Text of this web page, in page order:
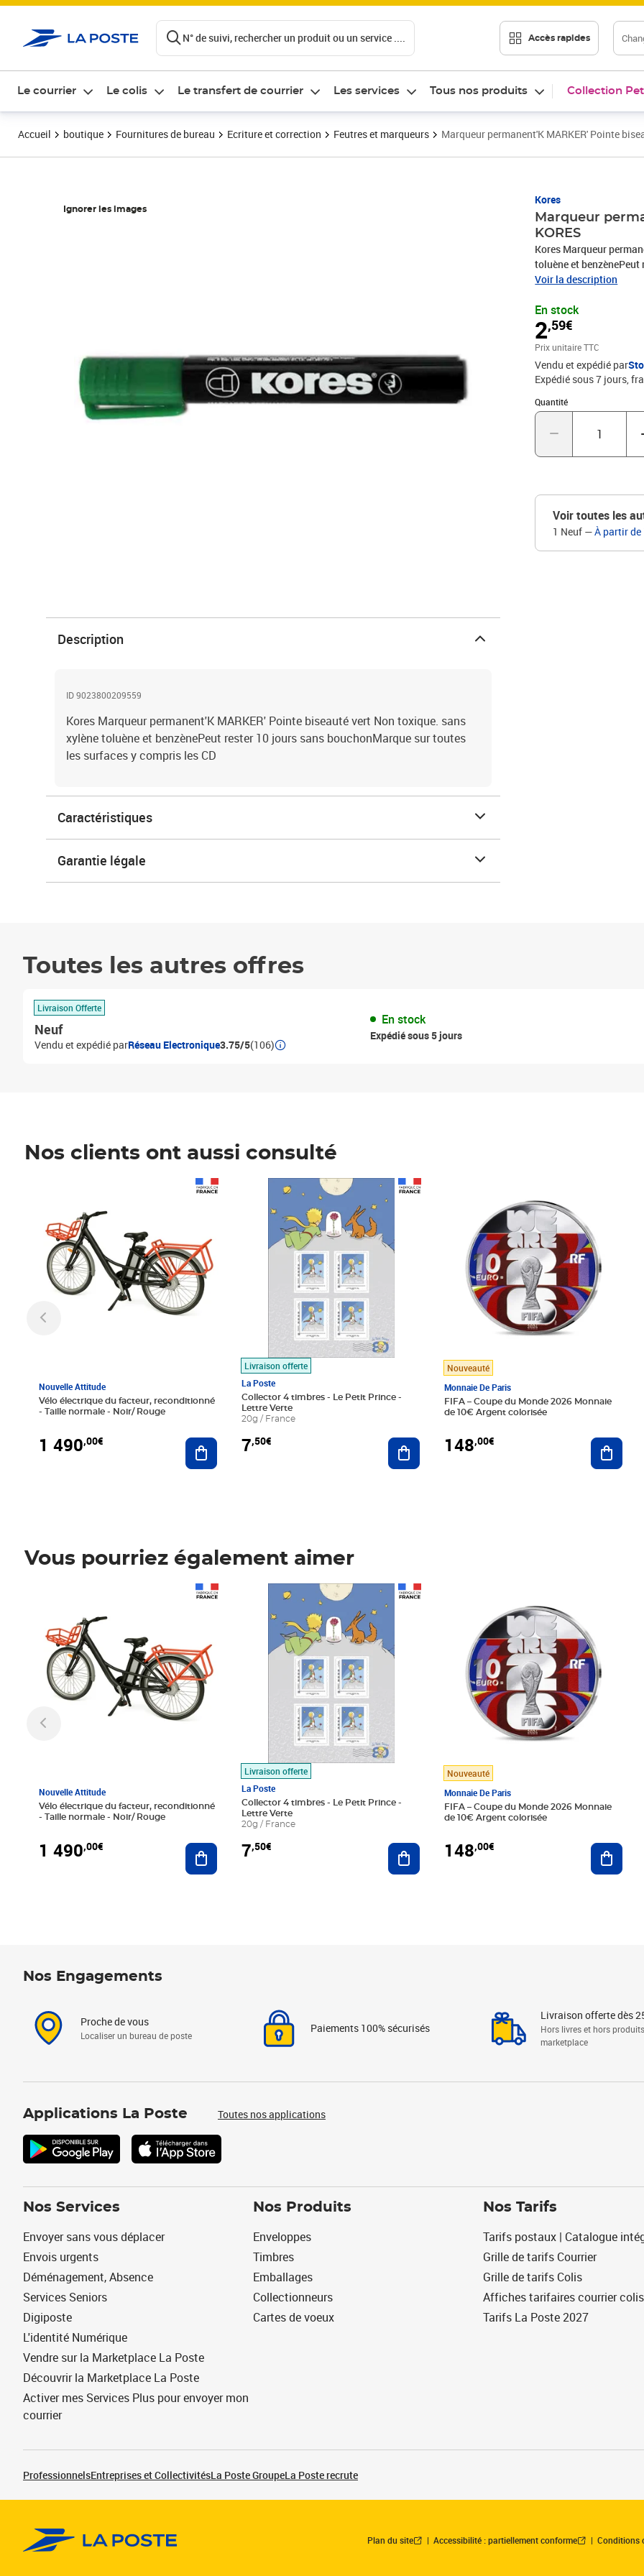
N° de suivi, rechercher un produit ou un service .... Accès rapides
Le courrier Le colis Le transfert de courrier Les services Tous nos produits Collection
Accueil boutique Fournitures de bureau Ecriture et correction Feutres et marqueurs Marqueur permanent'K MARKER' Pointe
Ignorer les images
Kores
Marqueur
KORES
Kores Marqueur
toluène et
compris les CD
Voir la description
En stock
2,59€
Prix 2,59€
Prix unitaire TTC
Vendu et expédié par
Expédié sous 7 jours,
Quantité
Quantité : 1
Voir toutes les
1 Neuf —À partir de
Description
ID 9023800209559
Kores Marqueur permanent'K MARKER' Pointe biseauté vert Non toxique. sans
xylène toluène et benzènePeut rester 10 jours sans bouchonMarque sur toutes
les surfaces y compris les CD
Caractéristiques
Garantie légale
Toutes les autres offres
Livraison Offerte
Neuf
Vendu et expédié parRéseau Electronique3.75/5(106)
En stock
Expédié sous 5 jours
Nos clients ont aussi consulté
Nouvelle Attitude
Vélo électrique du facteur, reconditionné
- Taille normale - Noir/ Rouge
1 490,00€ Ajouter au panier
Livraison offerte
La Poste
Collector 4 timbres - Le Petit Prince -
Lettre Verte
20g / France
7,50€
Prix 7,50€
Ajouter au panier
Nouveauté
Monnaie De Paris
FIFA – Coupe du Monde 2026 Monnaie
de 10€ Argent colorisée
148,00€
Vous pourriez également aimer
Nouvelle Attitude
Vélo électrique du facteur, reconditionné
- Taille normale - Noir/ Rouge
1 490,00€ Ajouter au panier
Livraison offerte
La Poste
Collector 4 timbres - Le Petit Prince -
Lettre Verte
20g / France
7,50€
Prix 7,50€
Ajouter au panier
Nouveauté
Monnaie De Paris
FIFA – Coupe du Monde 2026 Monnaie
de 10€ Argent colorisée
148,00€
Nos Engagements
Proche de vous
Localiser un bureau de poste
Paiements 100% sécurisés
Livraison offerte dès
Hors livres et hors produits
marketplace
Applications La Poste Toutes nos applications
Nos Services
Envoyer sans vous déplacer
Envois urgents
Déménagement, Absence
Services Seniors
Digiposte
L'identité Numérique
Vendre sur la Marketplace La Poste
Découvrir la Marketplace La Poste
Activer mes Services Plus pour envoyer mon
courrier
Nos Produits
Enveloppes
Timbres
Emballages
Collectionneurs
Cartes de voeux
Nos Tarifs
Tarifs postaux | Catalogue
Grille de tarifs Courrier
Grille de tarifs Colis
Affiches tarifaires courrier colis
Tarifs La Poste 2027
ProfessionnelsEntreprises et CollectivitésLa Poste GroupeLa Poste recrute
Plan du site Accessibilité : partiellement conforme Conditions